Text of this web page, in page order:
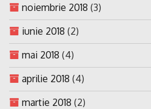
noiembrie 2018 (3)
iunie 2018 (2)
mai 2018 (4)
aprilie 2018 (4)
martie 2018 (2)